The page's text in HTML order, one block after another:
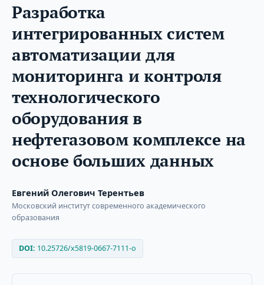
Разработка
интегрированных систем
автоматизации для
мониторинга и контроля
технологического
оборудования в
нефтегазовом комплексе на
основе больших данных
Евгений Олегович Терентьев
Московский институт современного академического
образования
DOI: 10.25726/x5819-0667-7111-o